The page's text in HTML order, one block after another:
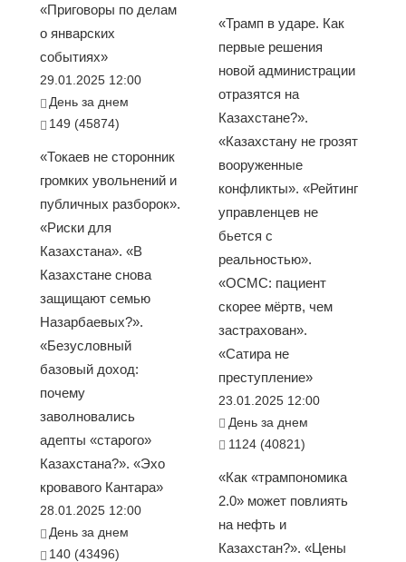
«Приговоры по делам
о январских
событиях»
29.01.2025 12:00
День за днем
149 (45874)
«Токаев не сторонник
громких увольнений и
публичных разборок».
«Риски для
Казахстана». «В
Казахстане снова
защищают семью
Назарбаевых?».
«Безусловный
базовый доход:
почему
заволновались
адепты «старого»
Казахстана?». «Эхо
кровавого Кантара»
28.01.2025 12:00
День за днем
140 (43496)
«Трамп в ударе. Как
первые решения
новой администрации
отразятся на
Казахстане?».
«Казахстану не грозят
вооруженные
конфликты». «Рейтинг
управленцев не
бьется с
реальностью».
«ОСМС: пациент
скорее мёртв, чем
застрахован».
«Сатира не
преступление»
23.01.2025 12:00
День за днем
1124 (40821)
«Как «трампономика
2.0» может повлиять
на нефть и
Казахстан?». «Цены